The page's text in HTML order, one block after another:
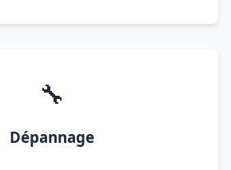
🔧
Dépannage